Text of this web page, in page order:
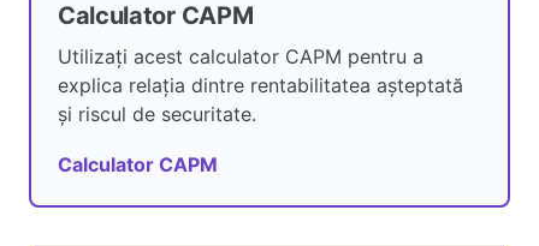
Calculator CAPM
Utilizați acest calculator CAPM pentru a
explica relația dintre rentabilitatea așteptată
și riscul de securitate.
Calculator CAPM